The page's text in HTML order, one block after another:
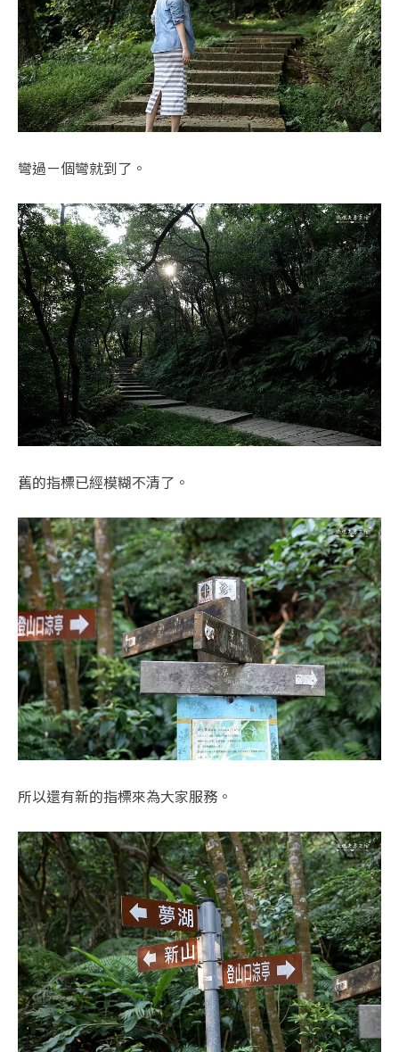
彎過ㄧ個彎就到了。
舊的指標已經模糊不清了。
所以還有新的指標來為大家服務。